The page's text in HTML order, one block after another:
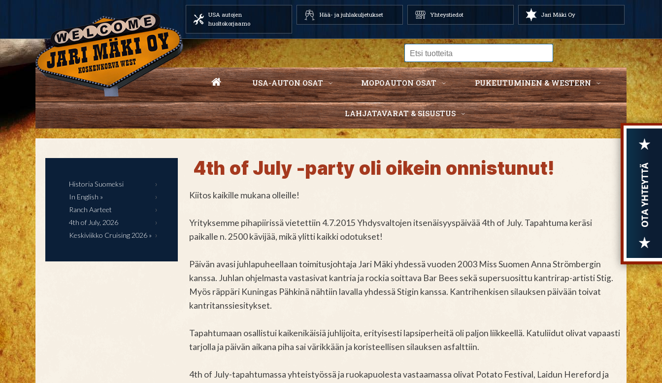
USA autojen
huoltokorjaamo
Hää- ja juhlakuljetukset Yhteystiedot Jari Mäki Oy
USA-AUTON OSAT MOPOAUTON OSAT PUKEUTUMINEN & WESTERN
LAHJATAVARAT & SISUSTUS
Historia Suomeksi
In English »
Ranch Aarteet
4th of July, 2026
Keskiviikko Cruising 2026 »
4th of July -party oli oikein onnistunut!
Kiitos kaikille mukana olleille!
Yrityksemme pihapiirissä vietettiin 4.7.2015 Yhdysvaltojen itsenäisyyspäivää 4th of July. Tapahtuma keräsi
paikalle n. 2500 kävijää, mikä ylitti kaikki odotukset!
Päivän avasi juhlapuheellaan toimitusjohtaja Jari Mäki yhdessä vuoden 2003 Miss Suomen Anna Strömbergin
kanssa. Juhlan ohjelmasta vastasivat kantria ja rockia soittava Bar Bees sekä supersuosittu kantrirap-artisti Stig.
Myös räppäri Kuningas Pähkinä nähtiin lavalla yhdessä Stigin kanssa. Kantrihenkisen silauksen päivään toivat
kantritanssiesitykset.
Tapahtumaan osallistui kaikenikäisiä juhlijoita, erityisesti lapsiperheitä oli paljon liikkeellä. Katuliidut olivat vapaasti
tarjolla ja päivän aikana piha sai värikkään ja koristeellisen silauksen asfalttiin.
4th of July-tapahtumassa yhteistyössä ja ruokapuolesta vastaamassa olivat Potato Festival, Laidun Hereford ja